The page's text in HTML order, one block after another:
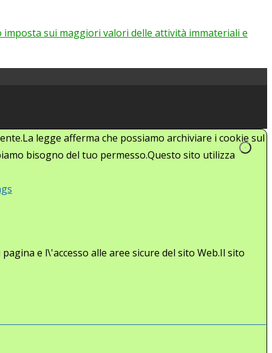
sui maggiori valori delle attività immateriali e
legge afferma che possiamo archiviare i cookie sul
bisogno del tuo permesso.Questo sito utilizza
e l\'accesso alle aree sicure del sito Web.Il sito